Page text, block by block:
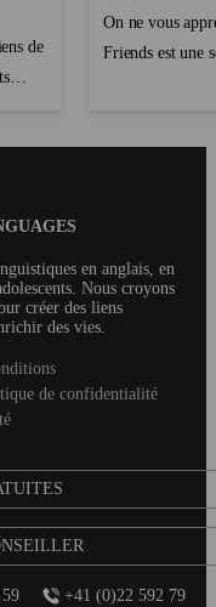
On ne vous
Friends est une
courant, très
en anglais, en
Nous croyons
créer des liens
des vies.
de confidentialité
+41 (0)22 592 79